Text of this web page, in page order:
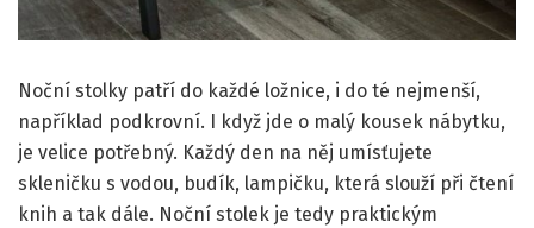
Noční stolky patří do každé ložnice, i do té nejmenší,
například podkrovní. I když jde o malý kousek nábytku,
je velice potřebný. Každý den na něj umísťujete
skleničku s vodou, budík, lampičku, která slouží při čtení
knih a tak dále. Noční stolek je tedy praktickým